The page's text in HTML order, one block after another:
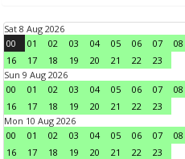
Sat 8 Aug 2026
00
01 02 03 04 05 06 07 08
16
17 18 19 20 21 22
23
Sun 9 Aug 2026
00
01 02 03 04 05 06 07 08
16
17 18 19 20 21 22
23
Mon 10 Aug 2026
00
01 02 03 04 05 06 07 08
16
17 18 19 20 21 22
23